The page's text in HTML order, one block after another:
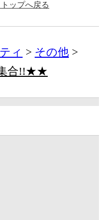
ップへ戻る
ィ
その他
合!!★★